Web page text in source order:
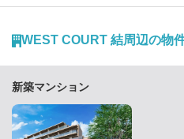
WEST COURT 結周辺の物
新築マンション